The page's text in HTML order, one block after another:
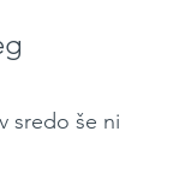
sredo še ni